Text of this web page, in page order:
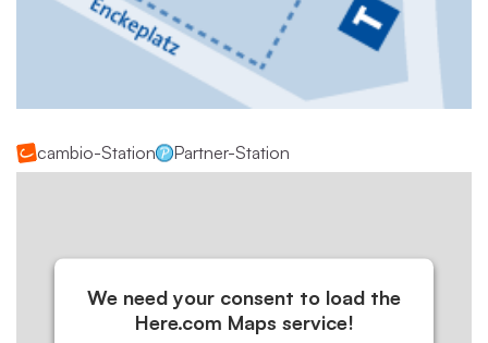
cambio-Station Partner-Station
We need your consent to load the
Here.com Maps service!